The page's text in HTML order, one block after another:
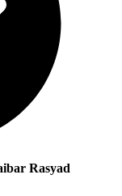
Rasyad